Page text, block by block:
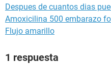
Despues de cuantos dias
Amoxicilina 500 embarazo
Flujo amarillo
1 respuesta